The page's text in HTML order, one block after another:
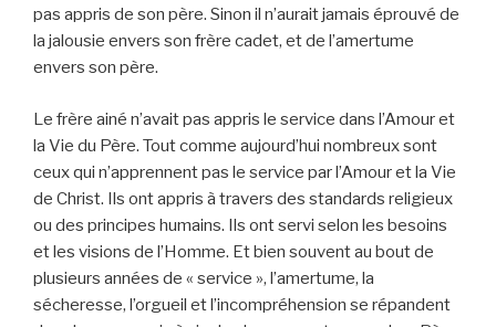
pas appris de son père. Sinon il n’aurait jamais éprouvé de
la jalousie envers son frère cadet, et de l’amertume
envers son père.
Le frère ainé n’avait pas appris le service dans l’Amour et
la Vie du Père. Tout comme aujourd’hui nombreux sont
ceux qui n’apprennent pas le service par l’Amour et la Vie
de Christ. Ils ont appris à travers des standards religieux
ou des principes humains. Ils ont servi selon les besoins
et les visions de l’Homme. Et bien souvent au bout de
plusieurs années de « service », l’amertume, la
sécheresse, l’orgueil et l’incompréhension se répandent